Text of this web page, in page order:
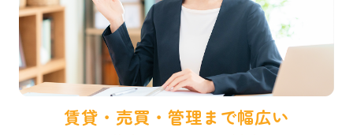
賃貸・売買・管理まで幅広い